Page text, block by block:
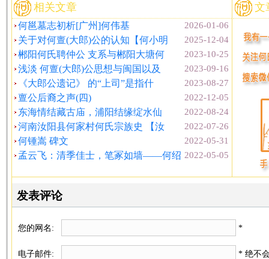
相关文章
2026-01-06
何邕墓志初析[广州]何伟基
2025-12-04
关于对何亶(大郎)公的认知【何小明
2023-10-25
郴阳何氏聘仲公 支系与郴阳大塘何
2023-09-16
浅淡 何亶(大郎)公思想与闽国以及
2023-08-27
《大郎公遗记》 的“上司”是指什
2022-12-05
亶公后裔之声(四)
2022-08-24
东海情结藏古庙，浦阳结缘绽水仙
2022-07-26
河南汝阳县何家村何氏宗族史 【汝
2022-05-31
何锺嵩 碑文
2022-05-05
孟云飞：清季佳士，笔冢如墙——何绍
文
发表评论
您的网名: *
电子邮件: * 绝不